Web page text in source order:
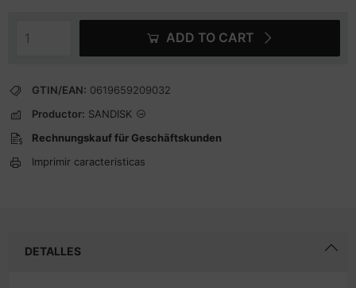
ADD TO CART
GTIN/EAN: 0619659209032
Productor: SANDISK
Rechnungskauf für Geschäftskunden
Imprimir caracteristicas
DETALLES